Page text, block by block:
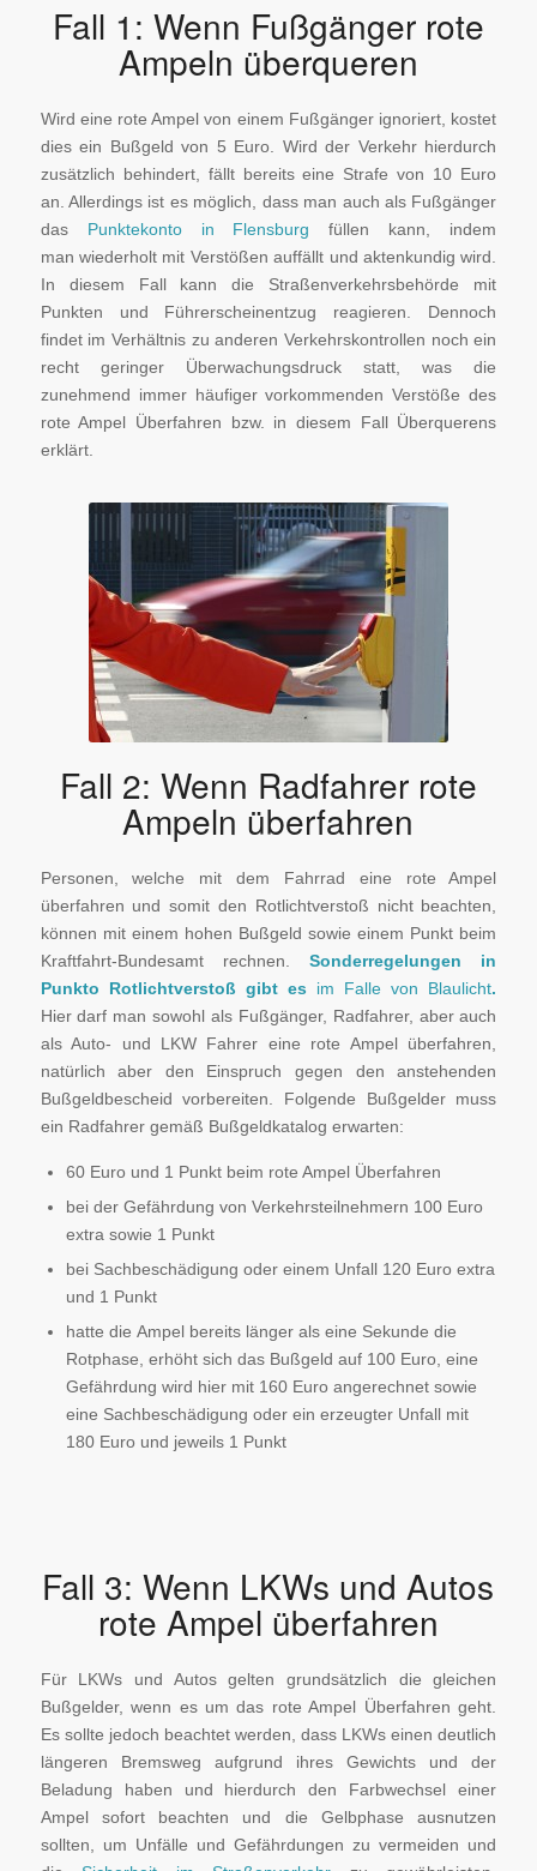
Fall 1: Wenn Fußgänger rote
Ampeln überqueren
Wird eine rote Ampel von einem Fußgänger ignoriert, kostet
dies ein Bußgeld von 5 Euro. Wird der Verkehr hierdurch
zusätzlich behindert, fällt bereits eine Strafe von 10 Euro
an. Allerdings ist es möglich, dass man auch als Fußgänger
das Punktekonto in Flensburg füllen kann, indem
man wiederholt mit Verstößen auffällt und aktenkundig wird.
In diesem Fall kann die Straßenverkehrsbehörde mit
Punkten und Führerscheinentzug reagieren. Dennoch
findet im Verhältnis zu anderen Verkehrskontrollen noch ein
recht geringer Überwachungsdruck statt, was die
zunehmend immer häufiger vorkommenden Verstöße des
rote Ampel Überfahren bzw. in diesem Fall Überquerens
erklärt.
Fußgänger überqueren die
Ampel häufig bei Rot, weil sie
keine Geduld haben zu warten
(c) iStock.com / remik44992
Fall 2: Wenn Radfahrer rote
Ampeln überfahren
Personen, welche mit dem Fahrrad eine rote Ampel
überfahren und somit den Rotlichtverstoß nicht beachten,
können mit einem hohen Bußgeld sowie einem Punkt beim
Kraftfahrt-Bundesamt rechnen.Sonderregelungen in
Punkto Rotlichtverstoß gibt es im Falle von Blaulicht.
Hier darf man sowohl als Fußgänger, Radfahrer, aber auch
als Auto- und LKW Fahrer eine rote Ampel überfahren,
natürlich aber den Einspruch gegen den anstehenden
Bußgeldbescheid vorbereiten. Folgende Bußgelder muss
ein Radfahrer gemäß Bußgeldkatalog erwarten:
60 Euro und 1 Punkt beim rote Ampel Überfahren
bei der Gefährdung von Verkehrsteilnehmern 100 Euro
extra sowie 1 Punkt
bei Sachbeschädigung oder einem Unfall 120 Euro extra
und 1 Punkt
hatte die Ampel bereits länger als eine Sekunde die
Rotphase, erhöht sich das Bußgeld auf 100 Euro, eine
Gefährdung wird hier mit 160 Euro angerechnet sowie
eine Sachbeschädigung oder ein erzeugter Unfall mit
180 Euro und jeweils 1 Punkt
Fall 3: Wenn LKWs und Autos
rote Ampel überfahren
Für LKWs und Autos gelten grundsätzlich die gleichen
Bußgelder, wenn es um das rote Ampel Überfahren geht.
Es sollte jedoch beachtet werden, dass LKWs einen deutlich
längeren Bremsweg aufgrund ihres Gewichts und der
Beladung haben und hierdurch den Farbwechsel einer
Ampel sofort beachten und die Gelbphase ausnutzen
sollten, um Unfälle und Gefährdungen zu vermeiden und